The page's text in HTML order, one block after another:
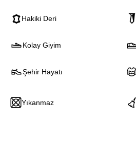
Hakiki Deri
Kolay Giyim
Şehir Hayatı
Yıkanmaz